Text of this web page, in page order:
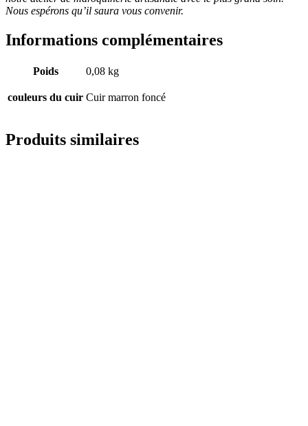
Nous espérons qu’il saura vous convenir.
Informations complémentaires
Poids 0,08 kg
couleurs du cuir Cuir marron foncé
Produits similaires